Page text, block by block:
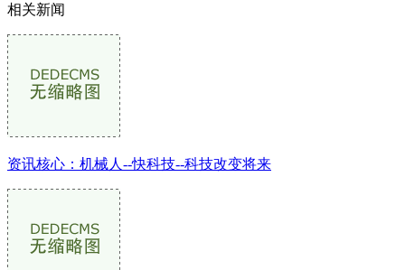
相关新闻
资讯核心：机械人--快科技--科技改变将来